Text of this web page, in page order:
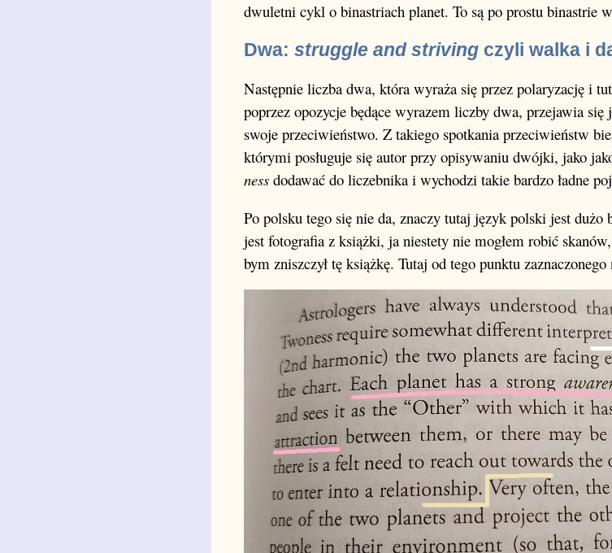
dwuletni cykl o binastriach planet. To są po prostu binastrie
Dwa: struggle and striving czyli walka i
Następnie liczba dwa, która wyraża się przez polaryzację i
poprzez opozycje będące wyrazem liczby dwa, przejawia
swoje przeciwieństwo. Z takiego spotkania przeciwieństw
którymi posługuje się autor przy opisywaniu dwójki, jako
ness dodawać do liczebnika i wychodzi takie bardzo ładne
Po polsku tego się nie da, znaczy tutaj język polski jest
jest fotografia z książki, ja niestety nie mogłem robić
bym zniszczył tę książkę. Tutaj od tego punktu zaznaczonego